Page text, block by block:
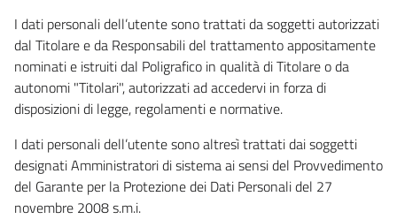
I dati personali dell’utente sono trattati da soggetti autorizzati
dal Titolare e da Responsabili del trattamento appositamente
nominati e istruiti dal Poligrafico in qualità di Titolare o da
autonomi "Titolari", autorizzati ad accedervi in forza di
disposizioni di legge, regolamenti e normative.
I dati personali dell’utente sono altresì trattati dai soggetti
designati Amministratori di sistema ai sensi del Provvedimento
del Garante per la Protezione dei Dati Personali del 27
novembre 2008 s.m.i.